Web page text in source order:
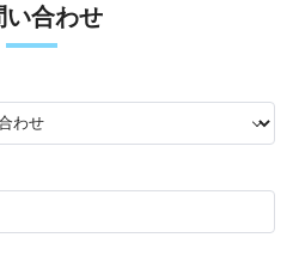
い合わせ